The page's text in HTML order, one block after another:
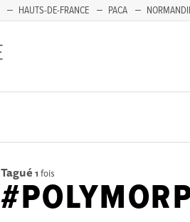
HAUTS-DE-FRANCE PACA
Tagué 1 fois